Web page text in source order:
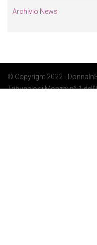
Archivio News
© Copyright 2022 -
Tribunale di Monza: n° 1